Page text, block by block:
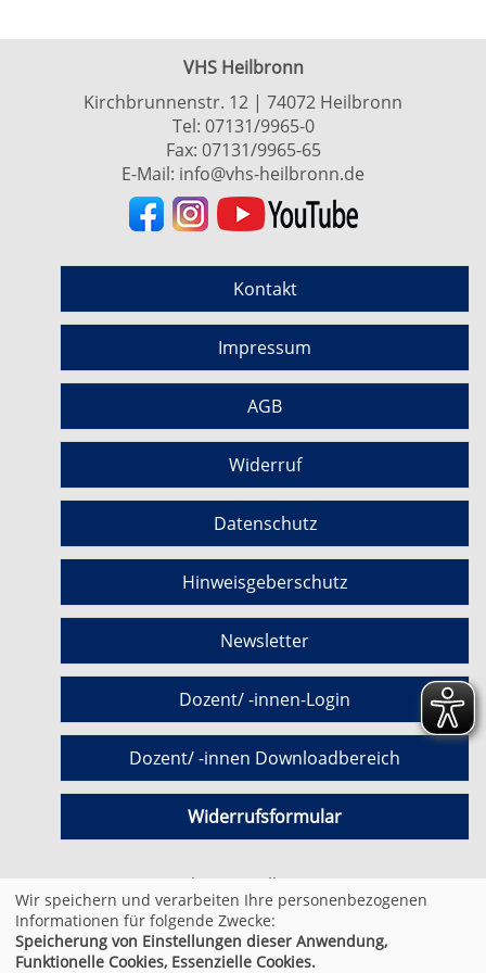
VHS Heilbronn
Kirchbrunnenstr. 12 | 74072 Heilbronn
Tel: 07131/9965-0
Fax: 07131/9965-65
E-Mail: info@vhs-heilbronn.de
Kontakt
Impressum
AGB
Widerruf
Datenschutz
Hinweisgeberschutz
Newsletter
Dozent/ -innen-Login
Dozent/ -innen Downloadbereich
Widerrufsformular
Cookie Einstellungen
© 2026 Kufer Software GmbH
Wir speichern und verarbeiten Ihre personenbezogenen
Informationen für folgende Zwecke:
Speicherung von Einstellungen dieser Anwendung,
Funktionelle Cookies, Essenzielle Cookies.